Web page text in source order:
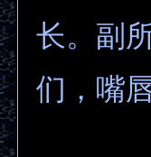
长。副
们，嘴